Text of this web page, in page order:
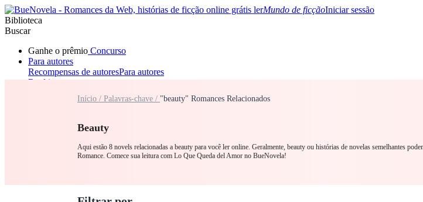
Mundo de ficçãoIniciar sessão
Biblioteca
Buscar
Ganhe o prêmio Concurso
Para autores
Recompensas de autoresPara autores
Ranking
RomanceLobisomem
Início / Palavras-chave / "beauty" Romances Relacionados
Beauty
Aqui estão 8 novels relacionadas a beauty para você ler online. Geralmente, beauty ou histórias de novelas semelhantes
Romance. Comece sua leitura com Lo Que Queda del Amor no BueNovela!